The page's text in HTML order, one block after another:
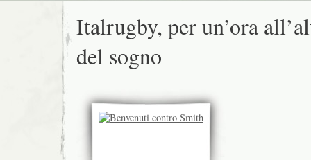
Italrugby, per un’ora
del sogno